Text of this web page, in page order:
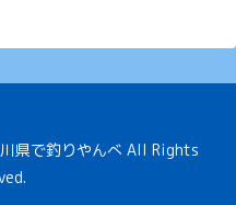
で釣りやんべ All Rights